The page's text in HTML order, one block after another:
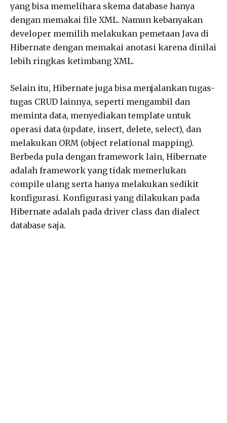
yang bisa memelihara skema database hanya
dengan memakai file XML. Namun kebanyakan
developer memilih melakukan pemetaan Java di
Hibernate dengan memakai anotasi karena dinilai
lebih ringkas ketimbang XML.
Selain itu, Hibernate juga bisa menjalankan tugas-
tugas CRUD lainnya, seperti mengambil dan
meminta data, menyediakan template untuk
operasi data (update, insert, delete, select), dan
melakukan ORM (object relational mapping).
Berbeda pula dengan framework lain, Hibernate
adalah framework yang tidak memerlukan
compile ulang serta hanya melakukan sedikit
konfigurasi. Konfigurasi yang dilakukan pada
Hibernate adalah pada driver class dan dialect
database saja.